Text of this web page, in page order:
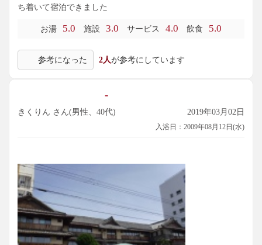
ち着いて宿泊できました
お湯 5.0 施設 3.0 サービス 4.0 飲食 5.0
参考になった 2人が参考にしています
-
きくりん さん(男性、40代) 2019年03月02日
入浴日：2009年08月12日(水)